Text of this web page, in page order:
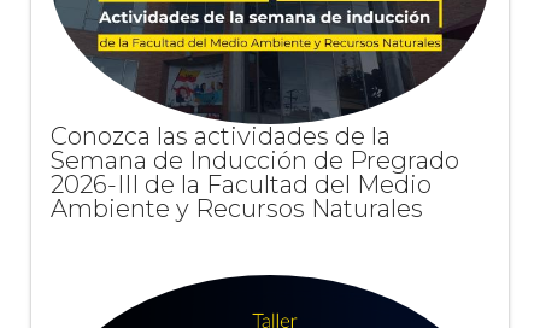
Conozca las actividades de la
Semana de Inducción de Pregrado
2026-III de la Facultad del Medio
Ambiente y Recursos Naturales